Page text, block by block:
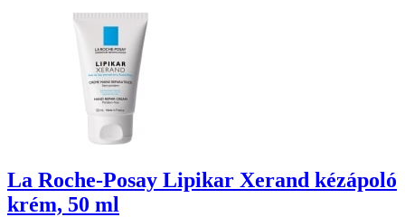
La Roche-Posay Lipikar Xerand kézápoló
krém, 50 ml